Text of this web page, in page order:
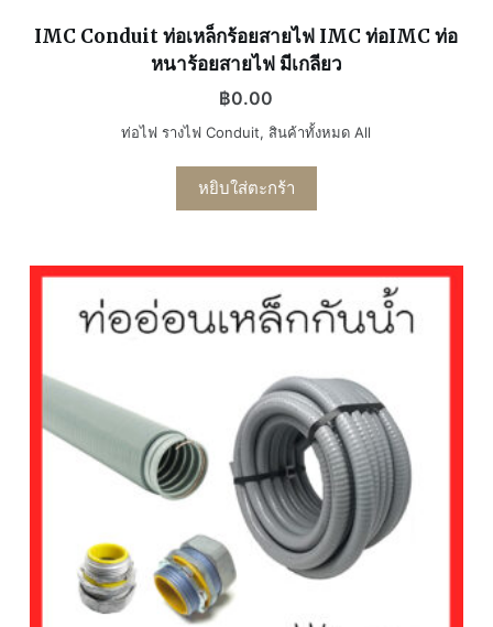
IMC Conduit ท่อเหล็กร้อยสายไฟ IMC ท่อIMC ท่อ
หนาร้อยสายไฟ มีเกลียว
฿0.00
ท่อไฟ รางไฟ Conduit, สินค้าทั้งหมด All
หยิบใส่ตะกร้า